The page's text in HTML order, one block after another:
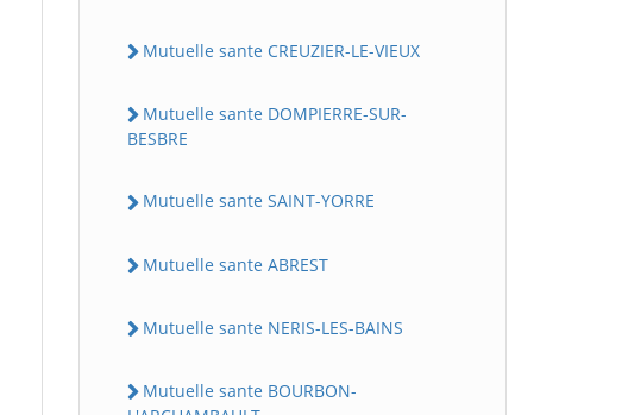
Mutuelle sante CREUZIER-LE-VIEUX
Mutuelle sante DOMPIERRE-SUR-
BESBRE
Mutuelle sante SAINT-YORRE
Mutuelle sante ABREST
Mutuelle sante NERIS-LES-BAINS
Mutuelle sante BOURBON-